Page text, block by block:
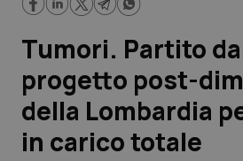
Lavoro e Professioni
Scienza e Farmaci
Studi e Analisi
Tumori. Partito
progetto post-
della Lombardia
in carico totale